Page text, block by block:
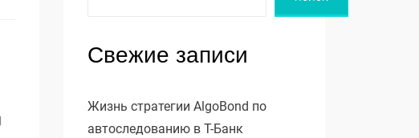
Свежие записи
Жизнь стратегии AlgoBond по
автоследованию в Т-Банк